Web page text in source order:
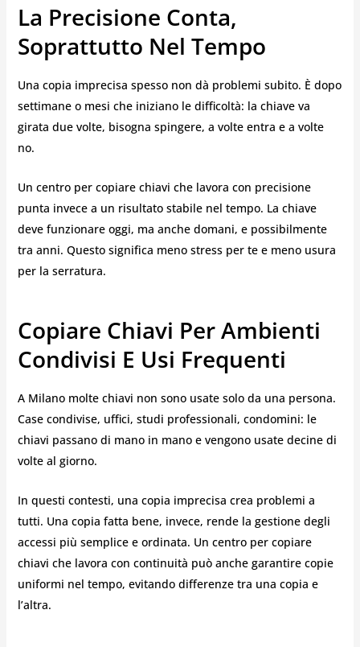
La Precisione Conta,
Soprattutto Nel Tempo
Una copia imprecisa spesso non dà problemi subito. È dopo
settimane o mesi che iniziano le difficoltà: la chiave va
girata due volte, bisogna spingere, a volte entra e a volte
no.
Un centro per copiare chiavi che lavora con precisione
punta invece a un risultato stabile nel tempo. La chiave
deve funzionare oggi, ma anche domani, e possibilmente
tra anni. Questo significa meno stress per te e meno usura
per la serratura.
Copiare Chiavi Per Ambienti
Condivisi E Usi Frequenti
A Milano molte chiavi non sono usate solo da una persona.
Case condivise, uffici, studi professionali, condomini: le
chiavi passano di mano in mano e vengono usate decine di
volte al giorno.
In questi contesti, una copia imprecisa crea problemi a
tutti. Una copia fatta bene, invece, rende la gestione degli
accessi più semplice e ordinata. Un centro per copiare
chiavi che lavora con continuità può anche garantire copie
uniformi nel tempo, evitando differenze tra una copia e
l’altra.